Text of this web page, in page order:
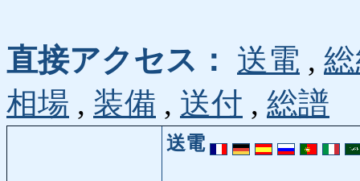
直接アクセス： 送電 ,
相場 , 装備 , 送付 , 総譜
送電